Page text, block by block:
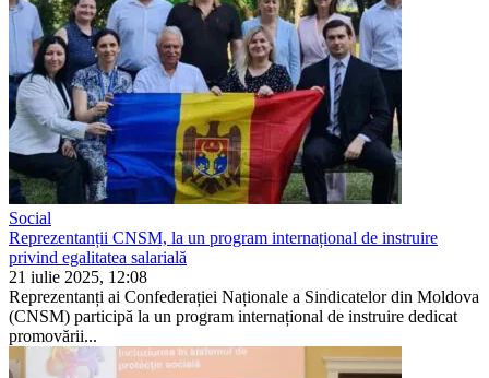
Social
Reprezentanții CNSM, la un program internațional de instruire
privind egalitatea salarială
21 iulie 2025, 12:08
Reprezentanți ai Confederației Naționale a Sindicatelor din Moldova
(CNSM) participă la un program internațional de instruire dedi­cat
promovării...